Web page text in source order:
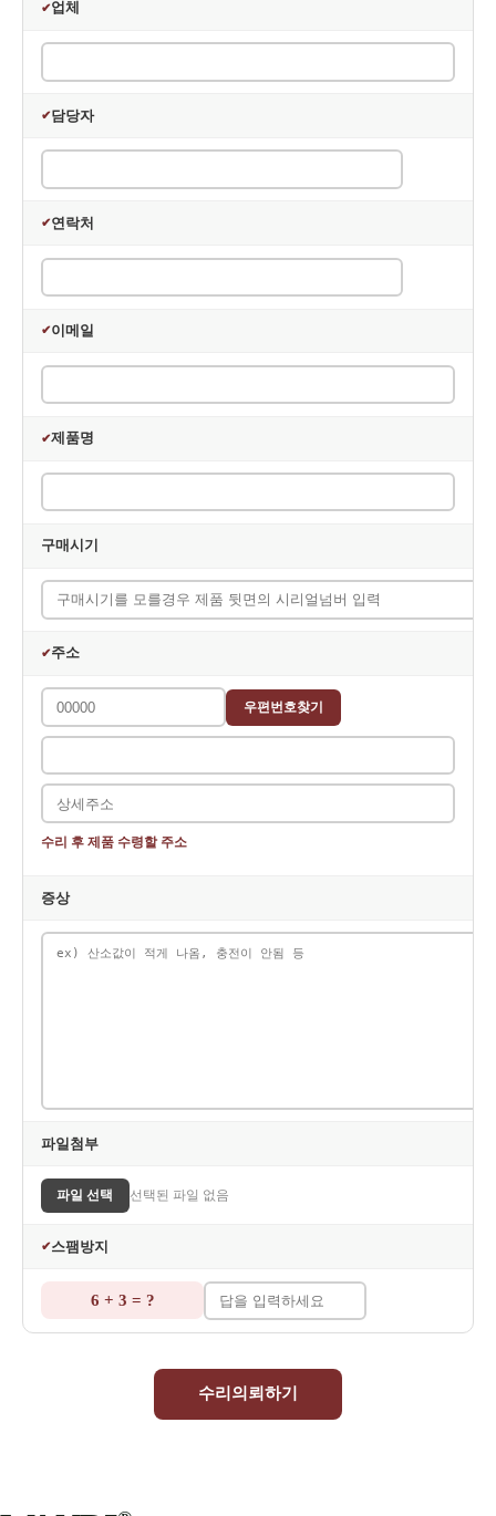
ο 개인정보 수집방법 : 홈페이지(회원가입, 고객게시판 등), 제
ο 서비스 제공에 관한 계약 이행 및 서비스 제공에 따른 요금정
콘텐츠 제공, 구매 및 요금 결제, 요금추심
방지와 비인가 사용 방지, 가입 의사 확인, 불만처리 등 민원처
리, 고지사항 전달
신규 서비스(제품) 개발 및 특화, 이벤트 등 광고성 정보 전달
◆ 개인정보의 보유 및 이용기간
단, 관계법령의 규정에 의하여 보존할 필요가 있는 경우 회사
✔업체
✔담당자
✔연락처
✔이메일
✔제품명
구매시기
✔주소
우편번호찾기
수리 후 제품 수령할 주소
증상
파일첨부
파일 선택 선택된 파일 없음
✔스팸방지
6 + 3 = ?
수리의뢰하기